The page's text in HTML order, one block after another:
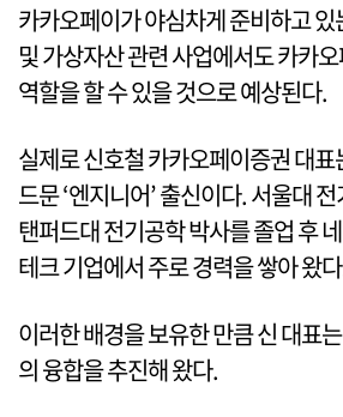
카카오페이가 야심차게 준비하고
및 가상자산 관련 사업에서도 카카
역할을 할 수 있을 것으로 예상된다.
실제로 신호철 카카오페이증권 대
드문 ‘엔지니어’ 출신이다. 서울대
탠퍼드대 전기공학 박사를 졸업 후
테크 기업에서 주로 경력을 쌓아 왔
이러한 배경을 보유한 만큼 신 대표
의 융합을 추진해 왔다.